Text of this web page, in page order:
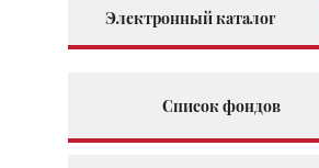
Электронный каталог
Список фондов